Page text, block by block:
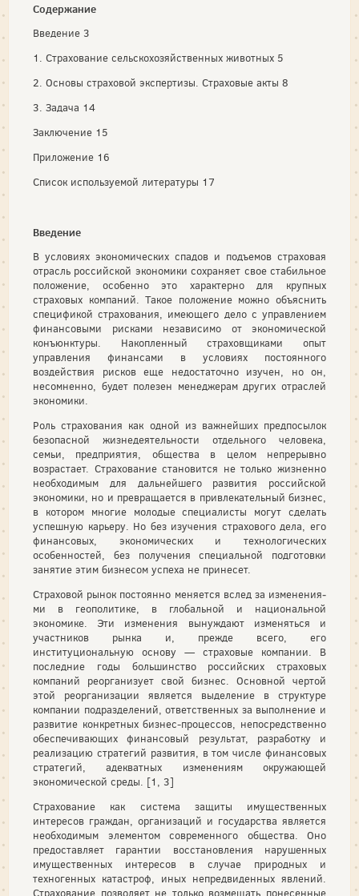
Содержание
Введение 3
1. Страхование сельскохозяйственных животных 5
2. Основы страховой экспертизы. Страховые акты 8
3. Задача 14
Заключение 15
Приложение 16
Список используемой литературы 17
Введение
В условиях экономических спадов и подъемов страховая
отрасль российской экономики сохраняет свое стабильное
положение, особенно это характерно для крупных
страховых компаний. Та­кое положение можно объяснить
спецификой страхования, имеющего дело с управлением
финансовыми рисками незави­симо от экономической
конъюнктуры. Накопленный страхов­щиками опыт
управления финансами в условиях постоянного
воздействия рисков еще недостаточно изучен, но он,
несомнен­но, будет полезен менеджерам других отраслей
экономики.
Роль страхования как одной из важнейших предпосылок
бе­зопасной жизнедеятельности отдельного человека,
семьи, пред­приятия, общества в целом непрерывно
возрастает. Страхование становится не только жизненно
необходимым для дальнейшего развития российской
экономики, но и превращается в привле­кательный бизнес,
в котором многие молодые специалисты мо­гут сделать
успешную карьеру. Но без изучения страхового дела, его
финансовых, экономических и технологических
особеннос­тей, без получения специальной подготовки
занятие этим биз­несом успеха не принесет.
Страховой рынок постоянно меняется вслед за изменения­
ми в геополитике, в глобальной и национальной
экономике. Эти изменения вынуждают изменяться и
участников рынка и, прежде всего, его
институциональную основу — страховые ком­пании. В
последние годы большинство российских страховых
компаний реорганизует свой бизнес. Основной чертой
этой ре­организации является выделение в структуре
компании подраз­делений, ответственных за выполнение и
развитие конкретных бизнес-процессов, непосредственно
обеспечивающих финансо­вый результат, разработку и
реализацию стратегий развития, в том числе финансовых
стратегий, адекватных изменениям окружающей
экономической среды. [1, 3]
Страхование как система защиты имущественных
интересов граждан, организаций и государства является
необходимым элементом современного общества. Оно
предоставляет гарантии восстановления нарушенных
имущественных интересов в случае природных и
техногенных катастроф, иных непредвиденных явлений.
Страхование позволяет не только возмещать понесенные